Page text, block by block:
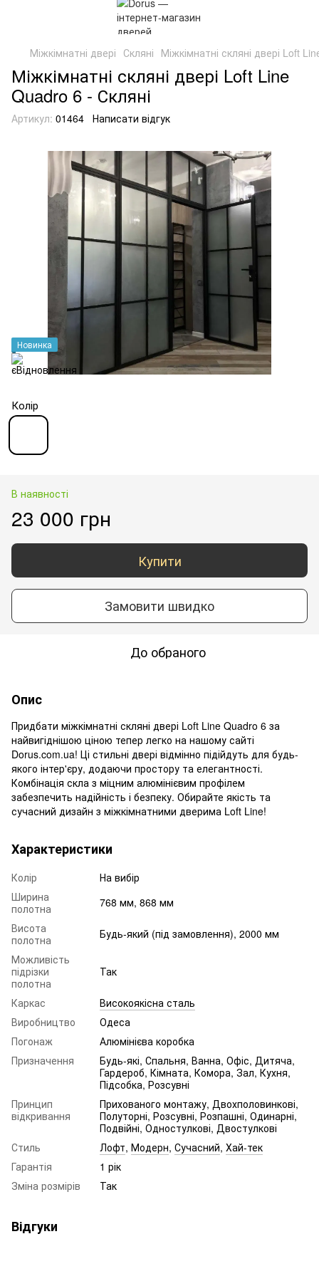
Міжкімнатні двері Скляні Міжкімнатні скляні двері Loft
Міжкімнатні скляні двері Loft Line
Quadro 6 - Скляні
Артикул: 01464 Написати відгук
Новинка
Колір
В наявності
23 000 грн
Купити
Замовити швидко
До обраного
Опис
Придбати міжкімнатні скляні двері Loft Line Quadro 6 за
найвигіднішою ціною тепер легко на нашому сайті
Dorus.com.ua! Ці стильні двері відмінно підійдуть для будь-
якого інтер'єру, додаючи простору та елегантності.
Комбінація скла з міцним алюмінієвим профілем
забезпечить надійність і безпеку. Обирайте якість та
сучасний дизайн з міжкімнатними дверима Loft Line!
Характеристики
Колір
На вибір
Ширина
полотна
768 мм, 868 мм
Висота
полотна
Будь-який (під замовлення), 2000 мм
Можливість
підрізки
полотна
Так
Каркас
Високоякісна сталь
Виробництво
Одеса
Погонаж
Алюмінієва коробка
Призначення
Будь-які, Спальня, Ванна, Офіс, Дитяча,
Гардероб, Кімната, Комора, Зал, Кухня,
Підсобка, Розсувні
Принцип
відкривання
Прихованого монтажу, Двохполовинкові,
Полуторні, Розсувні, Розпашні, Одинарні,
Подвійні, Одностулкові, Двостулкові
Стиль
Лофт, Модерн, Сучасний, Хай-тек
Гарантія
1 рік
Зміна розмірів
Так
Відгуки